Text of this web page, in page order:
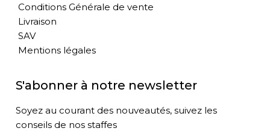
Conditions Générale de vente
Livraison
SAV
Mentions légales
S'abonner à notre newsletter
Soyez au courant des nouveautés, suivez les
conseils de nos staffes